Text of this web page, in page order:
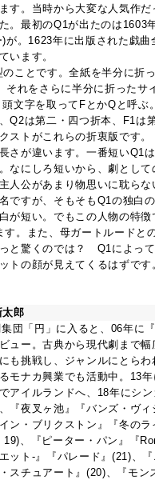
す。当時から大変な人気作
。最初のQ1が出たのは1603
が。1623年に出版された戯曲
います。
ことです。全紙を半分に折
それをさらに半分に折ったサ
文字を取ってFとかQと呼ぶ
Q2は第二・四つ折本、F1は
ストがこれらの折衷版です。
さが違います。一番短いQ1
なにしろ短いから、劇とし
人公があまり物思いに耽ら
ですが、そもそもQ1の独白
が短い。でもこの人物の特
す。また、母ガートルードと
と驚くのでは？ Q1によっ
トの顔が見えてくるはずです
太郎
団「円」に入ると、06年に
ュー。古典から現代劇まで
も挑戦し、ジャンルにとらわ
モナカ興業でも活動中。13
アイルランドへ、18年にシ
『夜叉ヶ池』『バンズ・ヴ
ン・ブリクストン』『冬の
19)、『ピーター・パン』『
ット-』『パレード』(21)、
スチュアート』(20)、『モン